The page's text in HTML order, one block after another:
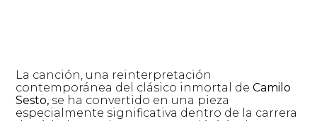
La canción, una reinterpretación
contemporánea del clásico inmortal deCamilo
Sesto, se ha convertido en una pieza
especialmente significativa dentro de la carrera